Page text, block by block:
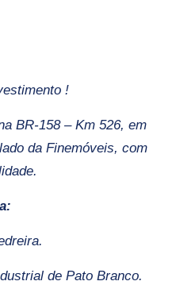
!
BR-158– Km 526, em
da Finemóveis, com
de Pato Branco.